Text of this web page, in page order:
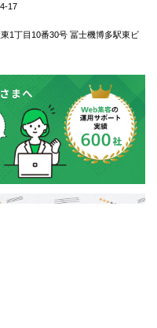
17
1丁⽬10番30号 冨士機博多駅東ビ